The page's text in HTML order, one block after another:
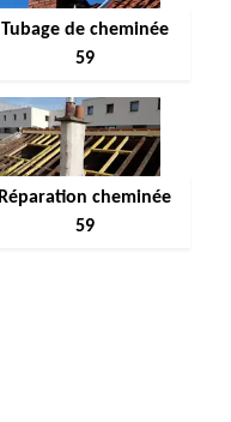
Tubage de cheminée
59
Réparation cheminée
59